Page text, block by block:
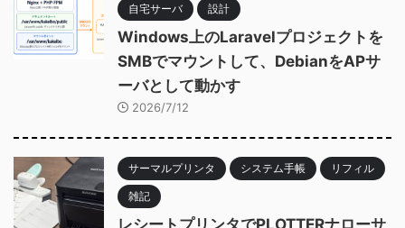
自宅サーバ 設計
Windows上のLaravelプロジェクトを
SMBでマウントして、DebianをAPサ
ーバとして動かす
2026/7/12
サーマルプリンタ システム手帳 リフィル
雑記
レシートプリンタでPLOTTERナローサ